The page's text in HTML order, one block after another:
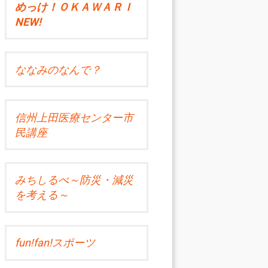
めっけ！ＯＫＡＷＡＲＩ
NEW!
ななみのなんで？
信州上田医療センター市
民講座
みちしるべ～防災・減災
を考える～
fun!fan!スポーツ